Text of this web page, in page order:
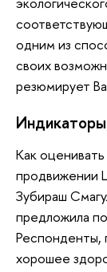
одним из
своих
резюмирует
Как
продвижении
Зубираш
предложила
Респонденты,
хорошее